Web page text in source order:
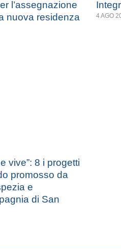
l’assegnazione
nuova residenza
4 AGO
vive”: 8 i progetti
promosso da
e
di San